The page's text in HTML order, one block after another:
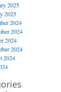
2025
2025
2024
2024
2024
2024
2024